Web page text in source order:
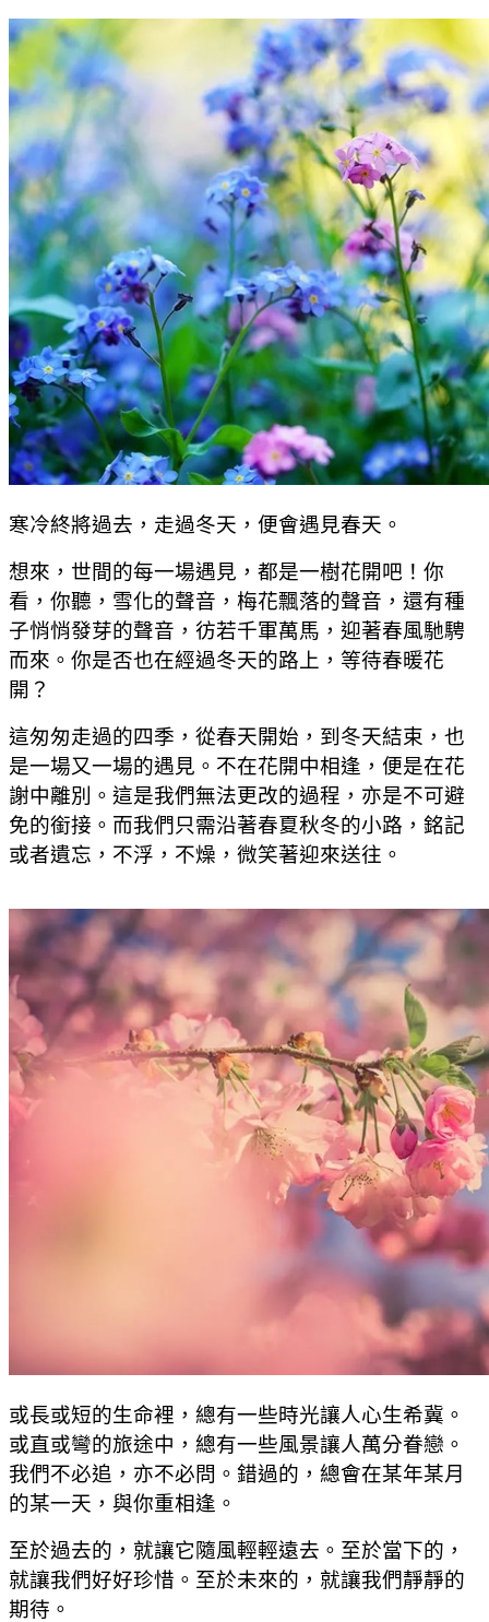
寒冷終將過去，走過冬天，便會遇見春天。
想來，世間的每一場遇見，都是一樹花開吧！你
看，你聽，雪化的聲音，梅花飄落的聲音，還有種
子悄悄發芽的聲音，彷若千軍萬馬，迎著春風馳騁
而來。你是否也在經過冬天的路上，等待春暖花
開？
這匆匆走過的四季，從春天開始，到冬天結束，也
是一場又一場的遇見。不在花開中相逢，便是在花
謝中離別。這是我們無法更改的過程，亦是不可避
免的銜接。而我們只需沿著春夏秋冬的小路，銘記
或者遺忘，不浮，不燥，微笑著迎來送往。
或長或短的生命裡，總有一些時光讓人心生希冀。
或直或彎的旅途中，總有一些風景讓人萬分眷戀。
我們不必追，亦不必問。錯過的，總會在某年某月
的某一天，與你重相逢。
至於過去的，就讓它隨風輕輕遠去。至於當下的，
就讓我們好好珍惜。至於未來的，就讓我們靜靜的
期待。